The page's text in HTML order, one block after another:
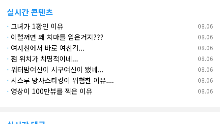
실시간 콘텐츠
08.06
· 그녀가 1황인 이유
08.06
· 이럴꺼면 왜 치마를 입은거지???
08.06
· 여사친에서 바로 여친각...
08.06
· 점 위치가 치명적이네...
08.06
· 워터밤여신이 시구여신이 됐네...
08.06
· 시스루 망사스타킹이 위험한 이유....
08.06
· 영상이 100만뷰를 찍은 이유